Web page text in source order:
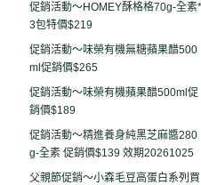
促銷活動～HOMEY酥格格70g-全素*
3包特價$219
促銷活動～味榮有機無糖蘋果醋500
ml促銷價$265
促銷活動～味榮有機蘋果醋500ml促
銷價$189
促銷活動～精進養身純黑芝麻醬280
g-全素 促銷價$139 效期20261025
父親節促銷～小森毛豆高蛋白系列買